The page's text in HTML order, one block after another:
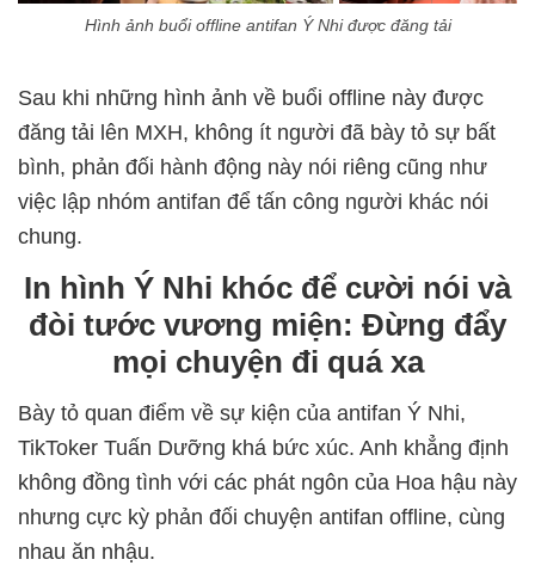
Hình ảnh buổi offline antifan Ý Nhi được đăng tải
Sau khi những hình ảnh về buổi offline này được
đăng tải lên MXH, không ít người đã bày tỏ sự bất
bình, phản đối hành động này nói riêng cũng như
việc lập nhóm antifan để tấn công người khác nói
chung.
In hình Ý Nhi khóc để cười nói và
đòi tước vương miện: Đừng đẩy
mọi chuyện đi quá xa
Bày tỏ quan điểm về sự kiện của antifan Ý Nhi,
TikToker Tuấn Dưỡng khá bức xúc. Anh khẳng định
không đồng tình với các phát ngôn của Hoa hậu này
nhưng cực kỳ phản đối chuyện antifan offline, cùng
nhau ăn nhậu.